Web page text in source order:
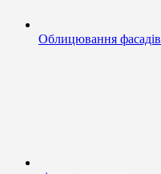
Облицювання фасадів